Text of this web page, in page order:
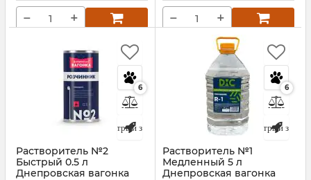
− + − +
6
Быстрый заказ
Растворитель №2
Быстрый 0.5 л
Днепровская вагонка
6
Быстрый заказ
Растворитель №1
Медленный 5 л
Днепровская вагонка